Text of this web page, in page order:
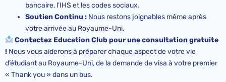
bancaire, l’IHS et les codes sociaux.
Soutien Continu : Nous restons joignables même après
votre arrivée au Royaume-Uni.
Contactez Education Club pour une consultation gratuite
! Nous vous aiderons à préparer chaque aspect de votre vie
d’étudiant au Royaume-Uni, de la demande de visa à votre premier
« Thank you » dans un bus.